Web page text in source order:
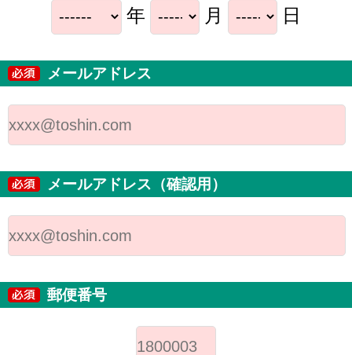
年 月 日
メールアドレス
メールアドレス（確認用）
郵便番号